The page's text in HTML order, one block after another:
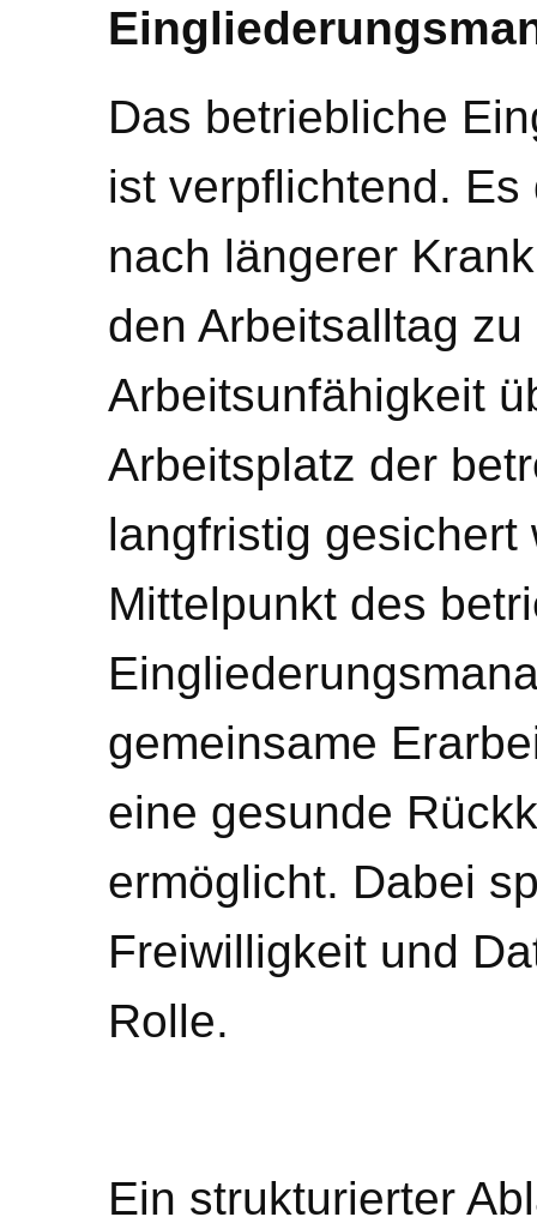
Das betriebliche
ist verpflichtend.
nach längerer
den Arbeitsalltag
Arbeitsunfähigkeit
Arbeitsplatz der
langfristig gesichert
Mittelpunkt des
gemeinsame
eine gesunde
ermöglicht. Dabei
Freiwilligkeit und
Rolle.
Ein strukturierter